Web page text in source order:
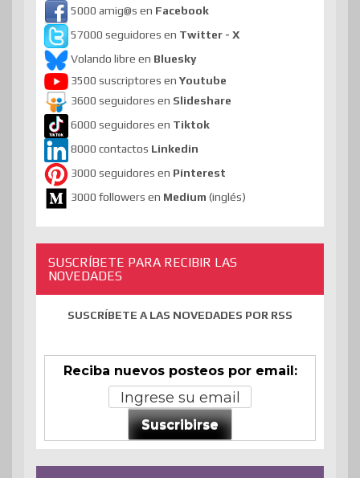
5000 amig@s en Facebook
57000 seguidores en Twitter - X
Volando libre en Bluesky
3500 suscriptores en Youtube
3600 seguidores en Slideshare
6000 seguidores en Tiktok
8000 contactos Linkedin
3000 seguidores en Pinterest
3000 followers en Medium (inglés)
SUSCRÍBETE PARA RECIBIR LAS
NOVEDADES
SUSCRÍBETE A LAS NOVEDADES POR RSS
Reciba nuevos posteos por email:
Suscribirse